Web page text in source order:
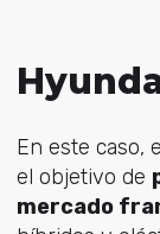
En este caso,
el objetivo de
mercado